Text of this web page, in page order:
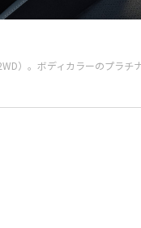
）。ボディカラーのプラ